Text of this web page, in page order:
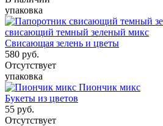
упаковка
свисающий темный зеленый микс
Свисающая зелень и цветы
580 руб.
Отсутствует
упаковка
Пиончик микс
Букеты из цветов
55 руб.
Отсутствует